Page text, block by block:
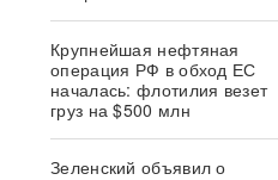
Крупнейшая нефтяная
операция РФ в обход ЕС
началась: флотилия везет
груз на $500 млн
Зеленский объявил о